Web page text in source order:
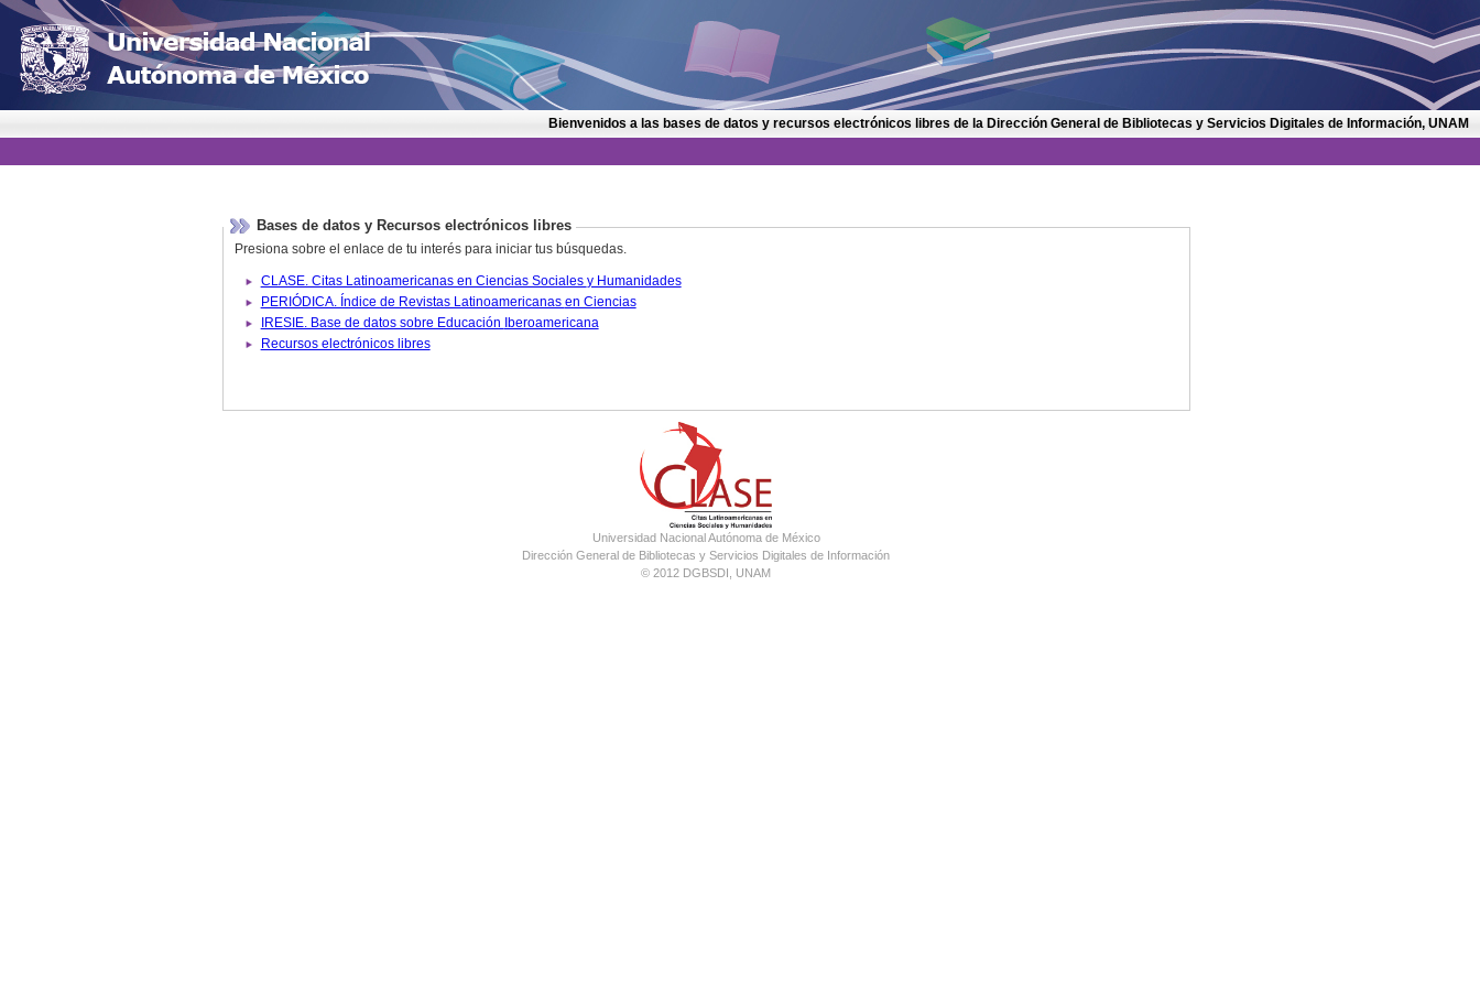
Bienvenidos a las bases de datos y recursos electrónicos libres de la Dirección General de Bibliotecas y Servicios Digitales de Información, UNAM
Bases de datos y Recursos electrónicos libres
Presiona sobre el enlace de tu interés para iniciar tus búsquedas.
CLASE. Citas Latinoamericanas en Ciencias Sociales y Humanidades
PERIÓDICA. Índice de Revistas Latinoamericanas en Ciencias
IRESIE. Base de datos sobre Educación Iberoamericana
Recursos electrónicos libres
Universidad Nacional Autónoma de México
Dirección General de Bibliotecas y Servicios Digitales de Información
© 2012 DGBSDI, UNAM